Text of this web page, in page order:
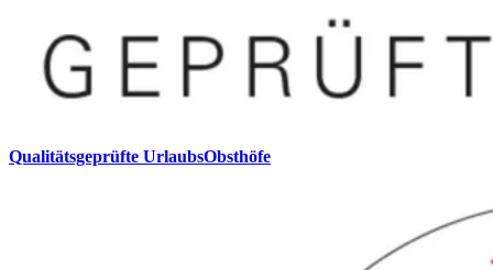
Qualitätsgeprüfte UrlaubsObsthöfe